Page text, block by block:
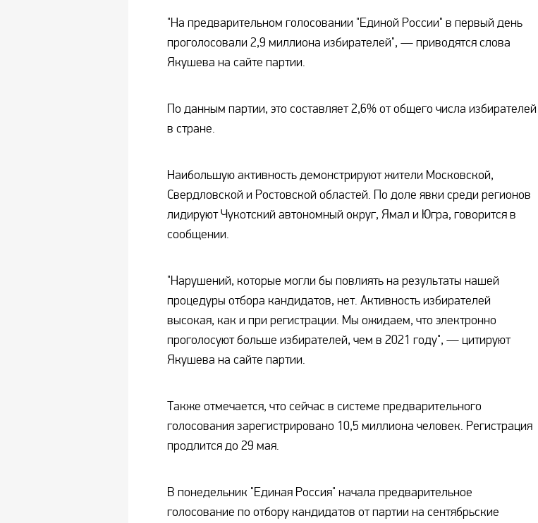
"На предварительном голосовании "Единой России" в первый день
проголосовали 2,9 миллиона избирателей", — приводятся слова
Якушева на сайте партии.
По данным партии, это составляет 2,6% от общего числа избирателей
в стране.
Наибольшую активность демонстрируют жители Московской,
Свердловской и Ростовской областей. По доле явки среди регионов
лидируют Чукотский автономный округ, Ямал и Югра, говорится в
сообщении.
"Нарушений, которые могли бы повлиять на результаты нашей
процедуры отбора кандидатов, нет. Активность избирателей
высокая, как и при регистрации. Мы ожидаем, что электронно
проголосуют больше избирателей, чем в 2021 году", — цитируют
Якушева на сайте партии.
Также отмечается, что сейчас в системе предварительного
голосования зарегистрировано 10,5 миллиона человек. Регистрация
продлится до 29 мая.
В понедельник "Единая Россия" начала предварительное
голосование по отбору кандидатов от партии на сентябрьские